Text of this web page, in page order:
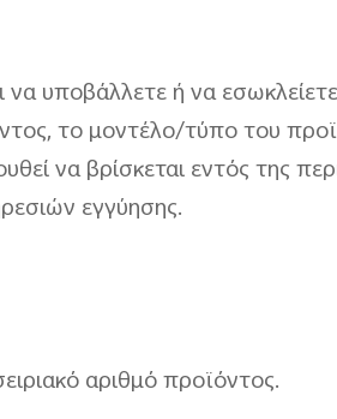
υποβάλλετε ή να
το μοντέλο/τύπο του
να βρίσκεται εντός της
εγγύησης.
αριθμό προϊόντος.